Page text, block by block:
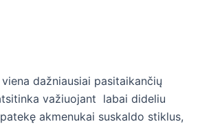
dažniausiai pasitaikančių
važiuojant labai dideliu
akmenukai suskaldo stiklus,